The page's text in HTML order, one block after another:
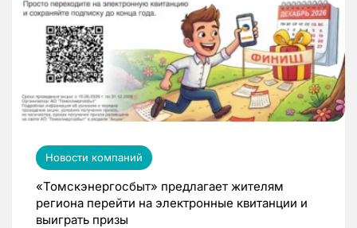
Новости компаний
«Томскэнергосбыт» предлагает жителям
региона перейти на электронные квитанции и
выиграть призы